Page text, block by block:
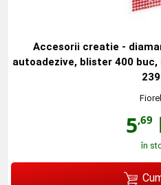
Accesorii creatie -
autoadezive, blister 400 buc,
5,69
în